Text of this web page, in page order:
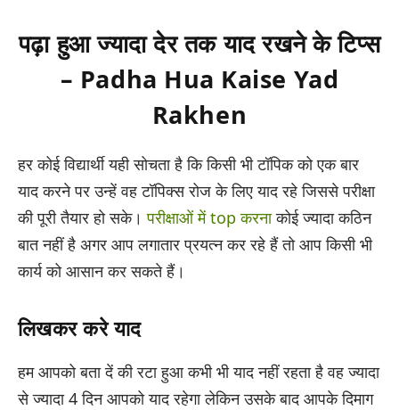
पढ़ा हुआ ज्यादा देर तक याद रखने के टिप्स
– Padha Hua Kaise Yad
Rakhen
हर कोई विद्यार्थी यही सोचता है कि किसी भी टॉपिक को एक बार
याद करने पर उन्हें वह टॉपिक्स रोज के लिए याद रहे जिससे परीक्षा
की पूरी तैयार हो सके।परीक्षाओं में top करनाकोई ज्यादा कठिन
बात नहीं है अगर आप लगातार प्रयत्न कर रहे हैं तो आप किसी भी
कार्य को आसान कर सकते हैं।
लिखकर करे याद
हम आपको बता दें की रटा हुआ कभी भी याद नहीं रहता है वह ज्यादा
से ज्यादा 4 दिन आपको याद रहेगा लेकिन उसके बाद आपके दिमाग